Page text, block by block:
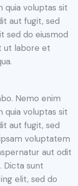
quia voluptas sit
aut fugit, sed
sed do eiusmod
ut labore et
Nemo enim
quia voluptas sit
aut fugit, sed
voluptatem
aut odit
Dicta sunt
elit, sed do